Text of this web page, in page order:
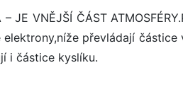
– JE VNĚJŠÍ ČÁST
převládají částice
i částice kyslíku.